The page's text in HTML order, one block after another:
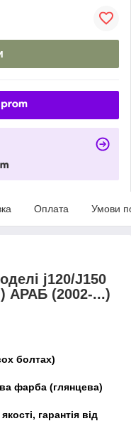
Оплата Умови
j120/J150
АРАБ (2002-...)
болтах)
фарба (глянцева)
гарантія від